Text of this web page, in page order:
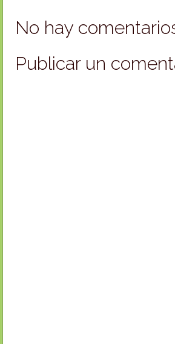
No hay
Publicar un